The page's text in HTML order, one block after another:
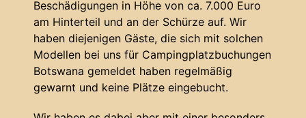
Beschädigungen in Höhe von ca. 7.000 Euro
am Hinterteil und an der Schürze auf. Wir
haben diejenigen Gäste, die sich mit solchen
Modellen bei uns für Campingplatzbuchungen
Botswana gemeldet haben regelmäßig
gewarnt und keine Plätze eingebucht.